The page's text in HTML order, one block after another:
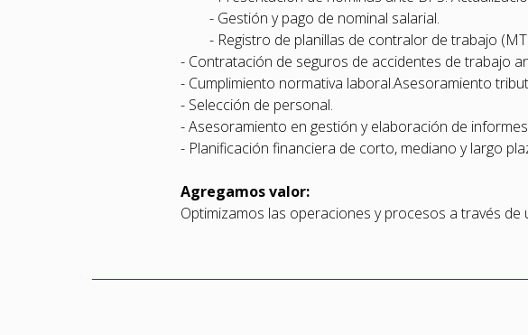
- Gestión y pago de nominal salarial.
- Registro de planillas de contralor de trabajo
- Contratación de seguros de accidentes de trabajo
- Cumplimiento normativa laboral.Asesoramiento
- Selección de personal.
- Asesoramiento en gestión y elaboración de
- Planificación financiera de corto, mediano y largo
Agregamos valor:
Optimizamos las operaciones y procesos a través